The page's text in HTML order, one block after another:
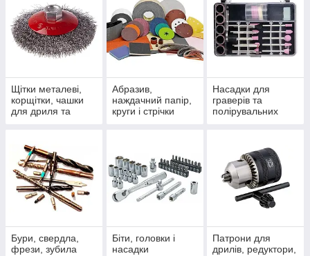
Щітки металеві,
корщітки, чашки
для дриля та
Абразив,
наждачний папір,
круги і стрічки
Насадки для
граверів та
полірувальних
Бури, свердла,
фрези, зубила
Біти, головки і
насадки
Патрони для
дрилів, редуктори,